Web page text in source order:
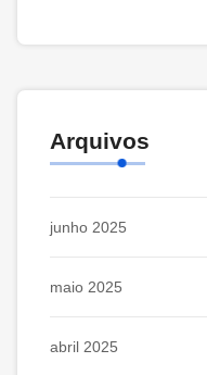
Arquivos
junho 2025
maio 2025
abril 2025